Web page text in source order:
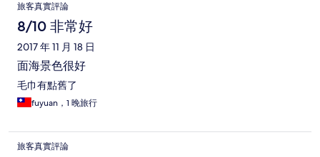
旅客真實評論
8/10 非常好
2017 年 11 月 18 日
面海景色很好
毛巾有點舊了
fuyuan，1 晚旅行
旅客真實評論